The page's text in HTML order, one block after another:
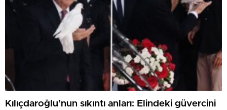
Kılıçdaroğlu’nun sıkıntı anları: Elindeki güvercini